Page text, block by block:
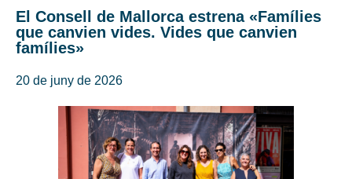
El Consell de Mallorca estrena «Famílies
que canvien vides. Vides que canvien
famílies»
20 de juny de 2026